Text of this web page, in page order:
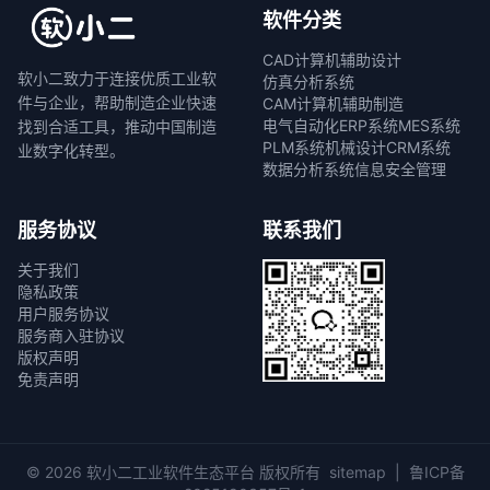
软小二致力于连接优质工业软
件与企业，帮助制造企业快速
找到合适工具，推动中国制造
业数字化转型。
软件分类
CAD计算机辅助设计
仿真分析系统
CAM计算机辅助制造
电气自动化ERP系统MES系统
PLM系统机械设计CRM系统
数据分析系统信息安全管理
服务协议
关于我们
隐私政策
用户服务协议
服务商入驻协议
版权声明
免责声明
联系我们
© 2026 软小二工业软件生态平台 版权所有 sitemap
鲁ICP备